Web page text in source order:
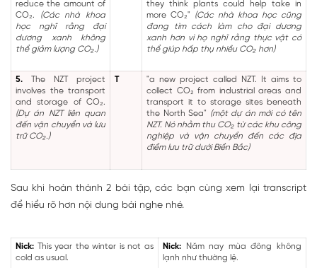
reduce the amount of
CO₂.
(Các nhà khoa
học nghĩ rằng đại
dương xanh không
thể giảm lượng CO₂.)
they think plants could help take in
more CO₂" (Các nhà khoa học cũng
đang tìm cách làm cho đại dương
xanh hơn vì họ nghĩ rằng thực vật có
thể giúp hấp thụ nhiều CO₂ hơn)
5. The NZT project
involves the transport
and storage of CO₂.
(Dự án NZT liên quan
đến vận chuyển và lưu
trữ CO₂.)
T
"a new project called NZT. It aims to
collect CO₂ from industrial areas and
transport it to storage sites beneath
the North Sea" (một dự án mới có tên
NZT. Nó nhằm thu CO₂ từ các khu công
nghiệp và vận chuyển đến các địa
điểm lưu trữ dưới Biển Bắc)
Sau khi hoàn thành 2 bài tập, các bạn cùng xem lại transcript
để hiểu rõ hơn nội dung bài nghe nhé.
Nick: This year the winter is not as
cold as usual.
Nick: Năm nay mùa đông không
lạnh như thường lệ.